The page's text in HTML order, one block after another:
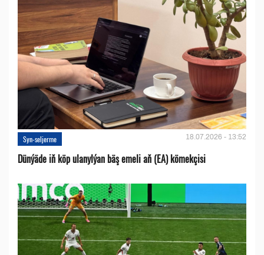
Syn-seljerme 18.07.2026 - 13:52
Dünýäde iň köp ulanylýan bäş emeli aň (EA) kömekçisi